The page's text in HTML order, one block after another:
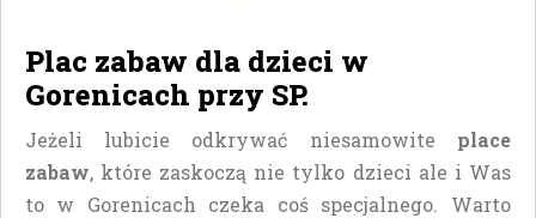
Plac zabaw dla dzieci w
Gorenicach przy SP.
Jeżeli lubicie odkrywać niesamowite place
zabaw, które zaskoczą nie tylko dzieci ale i Was
to w Gorenicach czeka coś specjalnego. Warto